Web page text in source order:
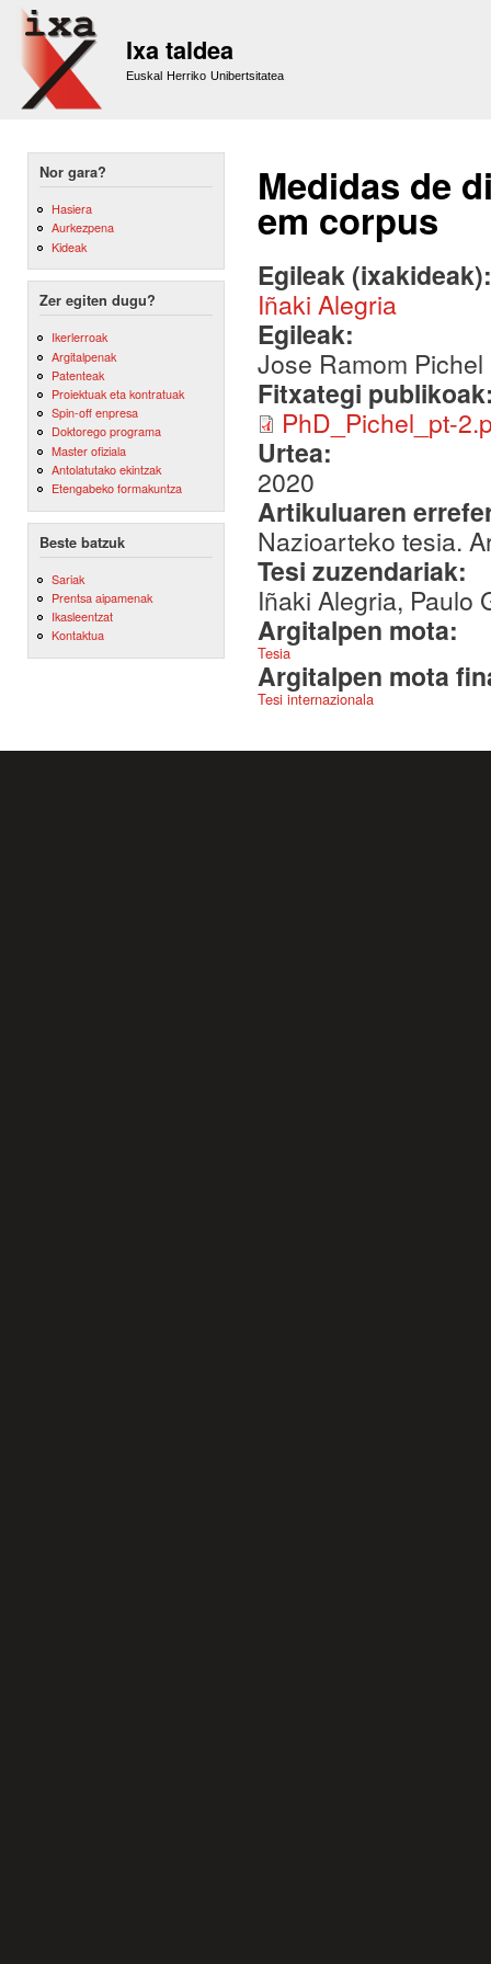
Ixa taldea
Euskal Herriko Unibertsitatea
Nor gara?
Hasiera
Aurkezpena
Kideak
Zer egiten dugu?
Ikerlerroak
Argitalpenak
Patenteak
Proiektuak eta kontratuak
Spin-off enpresa
Doktorego programa
Master ofiziala
Antolatutako ekintzak
Etengabeko formakuntza
Beste batzuk
Sariak
Prentsa aipamenak
Ikasleentzat
Kontaktua
Medidas de
em corpus
Egileak
Iñaki Alegria
Egileak:
Jose Ramom
Fitxategi
PhD_Pichel_pt-
Urtea:
2020
Artikuluaren
Nazioarteko tesia.
Tesi zuzendariak:
Iñaki Alegria, Paulo
Argitalpen mota:
Tesia
Argitalpen mota
Tesi internazionala